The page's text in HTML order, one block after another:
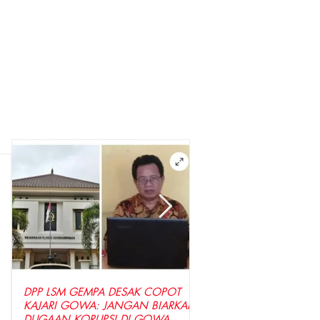
DPP LSM GEMPA DESAK COPOT
KAJARI GOWA: JANGAN BIARKAN